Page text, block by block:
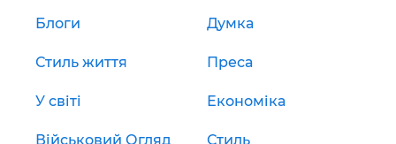
Блоги Думка
Стиль життя Преса
У світі Економіка
Військовий Огляд Стиль